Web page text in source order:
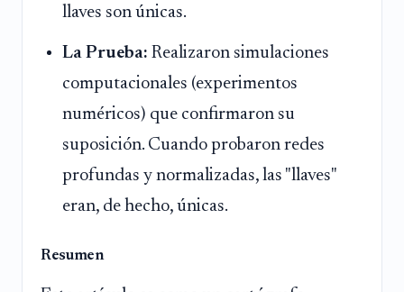
llaves son únicas.
La Prueba: Realizaron simulaciones
computacionales (experimentos
numéricos) que confirmaron su
suposición. Cuando probaron redes
profundas y normalizadas, las "llaves"
eran, de hecho, únicas.
Resumen